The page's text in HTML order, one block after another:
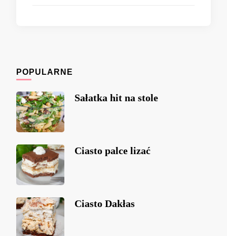
POPULARNE
Sałatka hit na stole
Ciasto palce lizać
Ciasto Dakłas